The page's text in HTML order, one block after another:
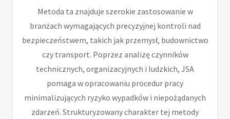
Metoda ta znajduje szerokie zastosowanie w
branżach wymagających precyzyjnej kontroli nad
bezpieczeństwem, takich jak przemysł, budownictwo
czy transport. Poprzez analizę czynników
technicznych, organizacyjnych i ludzkich, JSA
pomaga w opracowaniu procedur pracy
minimalizujących ryzyko wypadków i niepożądanych
zdarzeń. Strukturyzowany charakter tej metody